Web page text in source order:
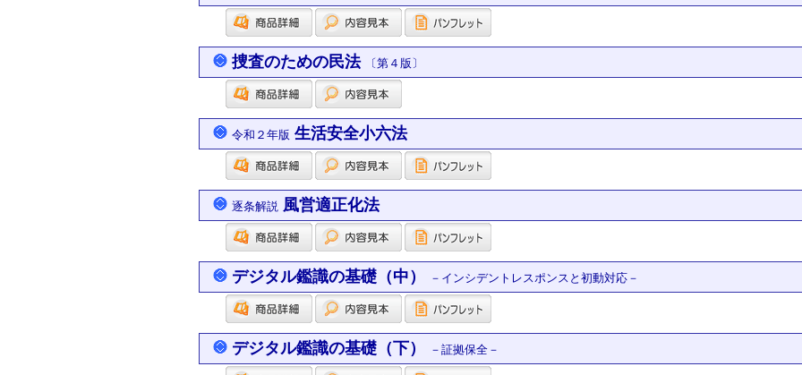
捜査のための民法 〔第４版〕
令和２年版 生活安全小六法
逐条解説 風営適正化法
デジタル鑑識の基礎（中） －インシデントレスポンスと初動対応－
デジタル鑑識の基礎（下） －証拠保全－